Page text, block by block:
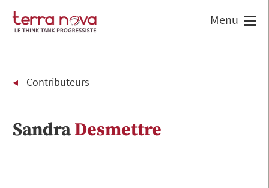
Contributeurs
SandraDesmettre